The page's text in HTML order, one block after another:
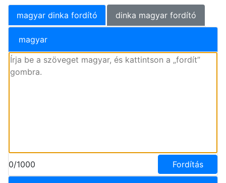
magyar dinka fordító dinka magyar fordító
magyar
0/1000 Fordítás